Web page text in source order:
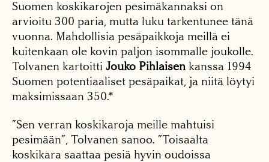
Suomen koskikarojen pesimäkannaksi on
arvioitu 300 paria, mutta luku tarkentunee tänä
vuonna. Mahdollisia pesäpaikkoja meillä ei
kuitenkaan ole kovin paljon isommalle joukolle.
Tolvanen kartoitti Jouko Pihlaisen kanssa 1994
Suomen potentiaaliset pesäpaikat, ja niitä löytyi
maksimissaan 350.*
”Sen verran koskikaroja meille mahtuisi
pesimään”, Tolvanen sanoo. ”Toisaalta
koskikara saattaa pesiä hyvin oudoissa